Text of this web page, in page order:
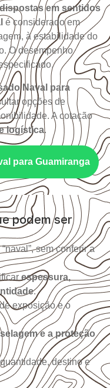
em sentidos
é considerado em
à estabilidade do
O desempenho
Naval para
opções de
A cotação
logística.
para Guamiranga
podem ser
sem conferir a
espessura,
.
exposição e o
selagem e a proteção
destino e